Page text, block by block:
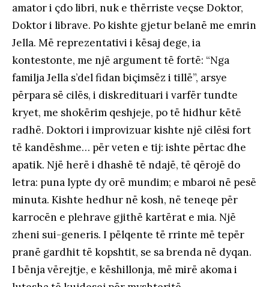
amator i çdo libri, nuk e thërriste veçse Doktor,
Doktor i librave. Po kishte gjetur belanë me emrin
Jella. Më reprezentativi i kësaj dege, ia
kontestonte, me një argument të fortë: “Nga
familja Jella s’del fidan biçimsëz i tillë”, arsye
përpara së cilës, i diskredituari i varfër tundte
kryet, me shokërim qeshjeje, po të hidhur këtë
radhë. Doktori i improvizuar kishte një cilësi fort
të kandëshme… për veten e tij: ishte përtac dhe
apatik. Një herë i dhashë të ndajë, të qërojë do
letra: puna lypte dy orë mundim; e mbaroi në pesë
minuta. Kishte hedhur në kosh, në teneqe për
karrocën e plehrave gjithë kartërat e mia. Një
zheni sui-generis. I pëlqente të rrinte më tepër
pranë gardhit të kopshtit, se sa brenda në dyqan.
I bënja vërejtje, e këshillonja, më mirë akoma i